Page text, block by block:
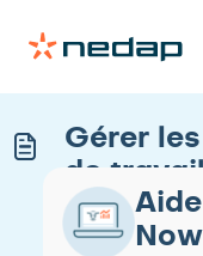
Gérer
de
boiterie
Modifié le Mar,
Now